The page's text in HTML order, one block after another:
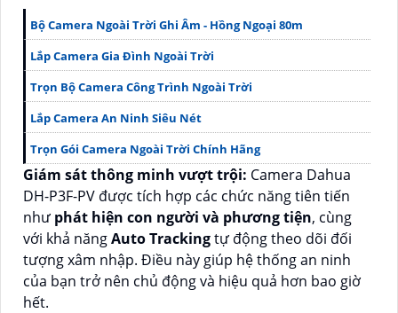
Bộ Camera Ngoài Trời Ghi Âm - Hồng Ngoại 80m
Lắp Camera Gia Đình Ngoài Trời
Trọn Bộ Camera Công Trình Ngoài Trời
Lắp Camera An Ninh Siêu Nét
Trọn Gói Camera Ngoài Trời Chính Hãng
Giám sát thông minh vượt trội: Camera Dahua
DH-P3F-PV được tích hợp các chức năng tiên tiến
như phát hiện con người và phương tiện, cùng
với khả năngAuto Trackingtự động theo dõi đối
tượng xâm nhập. Điều này giúp hệ thống an ninh
của bạn trở nên chủ động và hiệu quả hơn bao giờ
hết.